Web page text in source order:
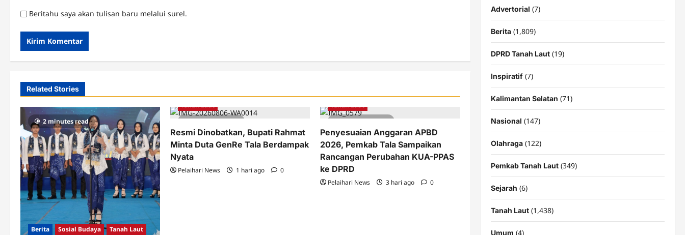
Beritahu saya akan tulisan baru melalui surel.
Related Stories
2 minutes read
Berita Sosial Budaya Tanah Laut
3 minutes read
Tanah Laut
Resmi Dinobatkan, Bupati Rahmat
Minta Duta GenRe Tala Berdampak
Nyata
Pelaihari News 1 hari ago 0
2 minutes read
Tanah Laut
Penyesuaian Anggaran APBD
2026, Pemkab Tala Sampaikan
Rancangan Perubahan KUA-PPAS
ke DPRD
Pelaihari News 3 hari ago 0
Advertorial (7)
Berita(1,809)
DPRD Tanah Laut(19)
Inspiratif(7)
Kalimantan Selatan (71)
Nasional (147)
Olahraga(122)
Pemkab Tanah Laut(349)
Sejarah (6)
Tanah Laut(1,438)
Umum (4)